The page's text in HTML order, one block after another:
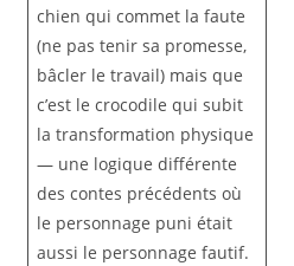
chien qui commet la faute
(ne pas tenir sa promesse,
bâcler le travail) mais que
c’est le crocodile qui subit
la transformation physique
— une logique différente
des contes précédents où
le personnage puni était
aussi le personnage fautif.